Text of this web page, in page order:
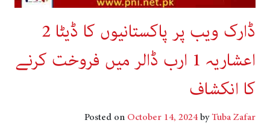
ڈارک ویب پر پاکستانیوں کا ڈیٹا 2
اعشاریہ 1 ارب ڈالر میں فروخت کرنے
کا انکشاف
Posted on October 14, 2024byTuba Zafar